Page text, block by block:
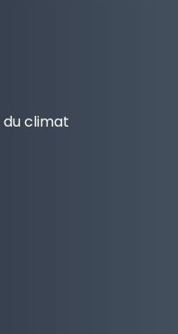
climat